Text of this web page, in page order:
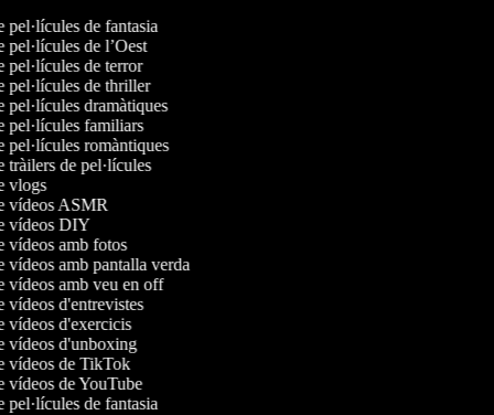
pel·lícules de fantasia
pel·lícules de l’Oest
pel·lícules de terror
pel·lícules de thriller
pel·lícules dramàtiques
pel·lícules familiars
pel·lícules romàntiques
tràilers de pel·lícules
vlogs
vídeos ASMR
vídeos DIY
vídeos amb fotos
vídeos amb pantalla verda
vídeos amb veu en off
vídeos d'entrevistes
vídeos d'exercicis
vídeos d'unboxing
vídeos de TikTok
vídeos de YouTube
pel·lícules de fantasia